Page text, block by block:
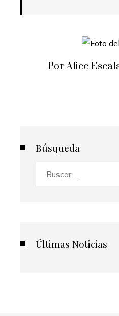
Por Alice
Búsqueda
Últimas Noticias